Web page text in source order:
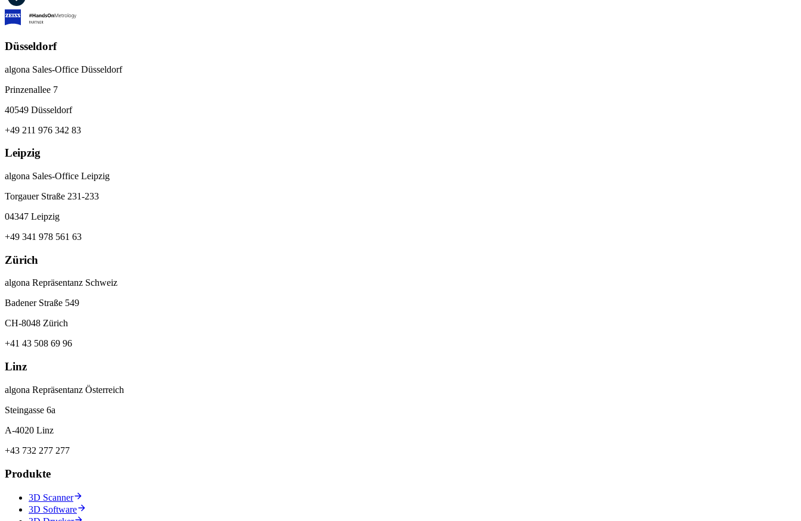
Düsseldorf
algona Sales-Office Düsseldorf
Prinzenallee 7
40549 Düsseldorf
+49 211 976 342 83
Leipzig
algona Sales-Office Leipzig
Torgauer Straße 231-233
04347 Leipzig
+49 341 978 561 63
Zürich
algona Repräsentanz Schweiz
Badener Straße 549
CH-8048 Zürich
+41 43 508 69 96
Linz
algona Repräsentanz Österreich
Steingasse 6a
A-4020 Linz
+43 732 277 277
Produkte
3D Scanner
3D Software